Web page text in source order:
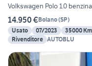
Volkswagen Polo 1.0
14.950 €Bolano(SP)
Usato
07/2023 35000 Km
Rivenditore AUTOBLU